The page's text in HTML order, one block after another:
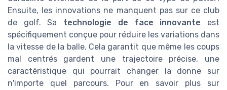
Ensuite, les innovations ne manquent pas sur ce club
de golf. Sa technologie de face innovante est
spécifiquement conçue pour réduire les variations dans
la vitesse de la balle. Cela garantit que même les coups
mal centrés gardent une trajectoire précise, une
caractéristique qui pourrait changer la donne sur
n'importe quel parcours. Pour en savoir plus sur